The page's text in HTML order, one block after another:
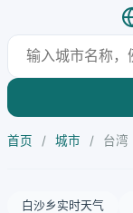
首页 / 城市 / 台湾
白沙乡实时天气